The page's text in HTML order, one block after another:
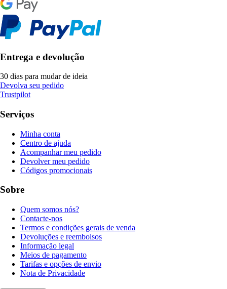
Entrega e devolução
30 dias para mudar de ideia
Devolva seu pedido
Trustpilot
Serviços
Minha conta
Centro de ajuda
Acompanhar meu pedido
Devolver meu pedido
Códigos promocionais
Sobre
Quem somos nós?
Contacte-nos
Termos e condições gerais de venda
Devoluções e reembolsos
Informação legal
Meios de pagamento
Tarifas e opções de envio
Nota de Privacidade